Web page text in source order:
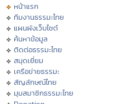
หน้าแรก
ทีมงานธรรมะไทย
แผนผังเว็บไซต์
ค้นหาข้อมูล
ติดต่อธรรมะไทย
สมุดเยี่ยม
เครือข่ายธรรมะ
สัญลักษณ์ไทย
มุมสมาชิกธรรมะไทย